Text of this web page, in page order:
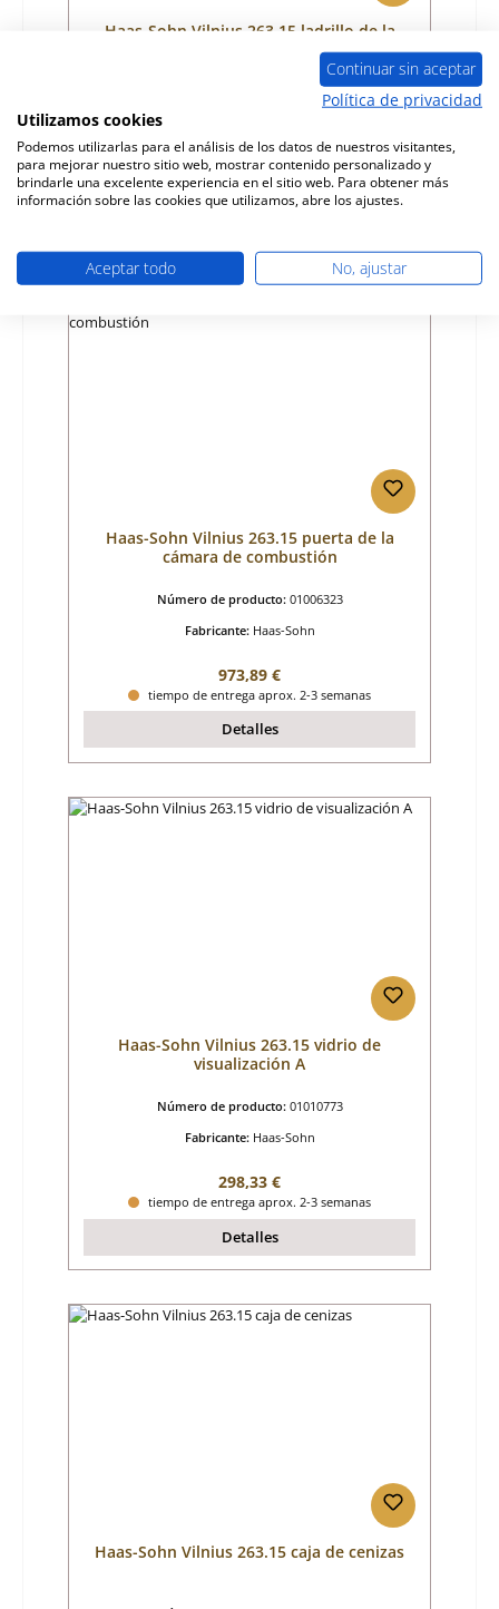
Haas-Sohn Vilnius 263.15 ladrillo de la
01012467
Precio normal:
37,64 €
Disponible, plazo de entrega: 4-6 días
Haas-Sohn Vilnius 263.15 puerta de la
cámara de combustión
Número de producto: 01006323
Fabricante: Haas-Sohn
Precio normal:
973,89 €
tiempo de entrega aprox. 2-3 semanas
Detalles
Haas-Sohn Vilnius 263.15 vidrio de
visualización A
Número de producto: 01010773
Fabricante: Haas-Sohn
Precio normal:
298,33 €
tiempo de entrega aprox. 2-3 semanas
Detalles
Haas-Sohn Vilnius 263.15 caja de cenizas
Continuar sin aceptar
Política de privacidad
Utilizamos cookies
Podemos utilizarlas para el análisis de los datos de nuestros visitantes,
para mejorar nuestro sitio web, mostrar contenido personalizado y
brindarle una excelente experiencia en el sitio web. Para obtener más
información sobre las cookies que utilizamos, abre los ajustes.
Aceptar todo No, ajustar